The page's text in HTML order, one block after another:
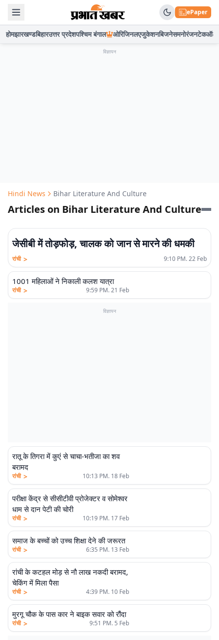
ePaper
होमझारखण्डबिहारउत्तर प्रदेशपश्चिम बंगाल ओरिजिनलएजुकेशनबिजनेसमनोरंजनटेकऑटो
विज्ञापन
Hindi News Bihar Literature And Culture
Articles on Bihar Literature And Culture
जेसीबी में तोड़फोड़, चालक को जान से मारने की धमकी
रांची > 9:10 PM. 22 Feb
1001 महिलाओं ने निकाली कलश यात्रा
रांची > 9:59 PM. 21 Feb
विज्ञापन
रातू के तिगरा में कुएं से चाचा-भतीजा का शव
बरामद
रांची > 10:13 PM. 18 Feb
परीक्षा केंद्र से सीसीटीवी प्रोजेक्टर व सोमेश्वर
धाम से दान पेटी की चोरी
रांची > 10:19 PM. 17 Feb
समाज के बच्चों को उच्च शिक्षा देने की जरूरत
रांची > 6:35 PM. 13 Feb
रांची के कटहल मोड़ से नौ लाख नकदी बरामद,
चेकिंग में मिला पैसा
रांची > 4:39 PM. 10 Feb
मुरगू चौक के पास कार ने बाइक सवार को रौंदा
रांची > 9:51 PM. 5 Feb